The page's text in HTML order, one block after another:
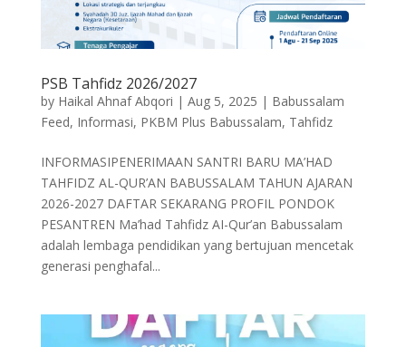
PSB Tahfidz 2026/2027
by Haikal Ahnaf Abqori | Aug 5, 2025 | Babussalam
Feed, Informasi, PKBM Plus Babussalam, Tahfidz
INFORMASIPENERIMAAN SANTRI BARU MA’HAD
TAHFIDZ AL-QUR’AN BABUSSALAM TAHUN AJARAN
2026-2027 DAFTAR SEKARANG PROFIL PONDOK
PESANTREN Ma’had Tahfidz AI-Qur’an Babussalam
adalah lembaga pendidikan yang bertujuan mencetak
generasi penghafal...